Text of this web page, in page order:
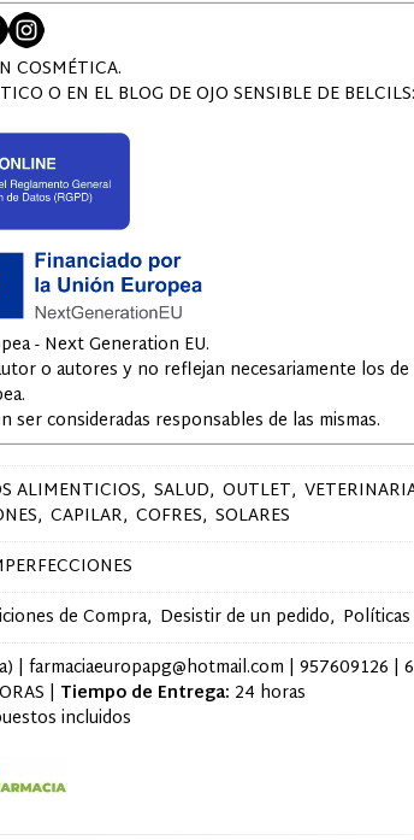
COSMÉTICA.
O EN EL BLOG DE OJO SENSIBLE DE BELCILS:
- Next Generation EU.
o autores y no reflejan necesariamente los
consideradas responsables de las mismas.
ALIMENTICIOS SALUD OUTLET
CAPILAR COFRES SOLARES
de Compra Desistir de un pedido
| farmaciaeuropapg@hotmail.com | 957609126 |
| Tiempo de Entrega: 24 horas
incluidos